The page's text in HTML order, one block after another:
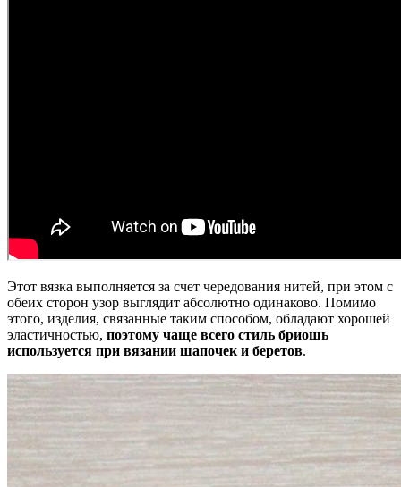
Этот вязка выполняется за счет чередования нитей, при этом с
обеих сторон узор выглядит абсолютно одинаково. Помимо
этого, изделия, связанные таким способом, обладают хорошей
эластичностью, поэтому чаще всего стиль бриошь
используется при вязании шапочек и беретов.